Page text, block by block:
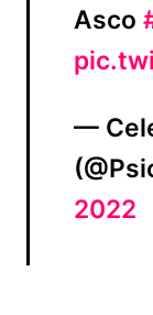
Asco
—
2022